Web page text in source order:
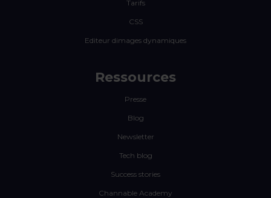
Tarifs
CSS
Editeur dimages dynamiques
Ressources
Presse
Blog
Newsletter
Tech blog
Success stories
Channable Academy